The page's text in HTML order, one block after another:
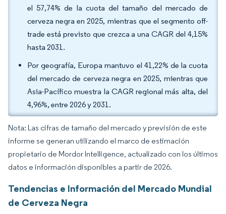
el 57,74% de la cuota del tamaño del mercado de
cerveza negra en 2025, mientras que el segmento off-
trade está previsto que crezca a una CAGR del 4,15%
hasta 2031.
Por geografía, Europa mantuvo el 41,22% de la cuota
del mercado de cerveza negra en 2025, mientras que
Asia-Pacífico muestra la CAGR regional más alta, del
4,96%, entre 2026 y 2031.
Nota: Las cifras de tamaño del mercado y previsión de este
informe se generan utilizando el marco de estimación
propietario de Mordor Intelligence, actualizado con los últimos
datos e información disponibles a partir de 2026.
Tendencias e Información del Mercado Mundial
de Cerveza Negra